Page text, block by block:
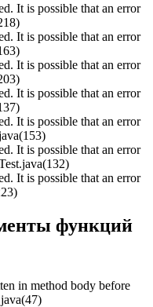
It is possible that an error
It is possible that an error
It is possible that an error
It is possible that an error
It is possible that an error
It is possible that an error
It is possible that an error
функций
in method body before